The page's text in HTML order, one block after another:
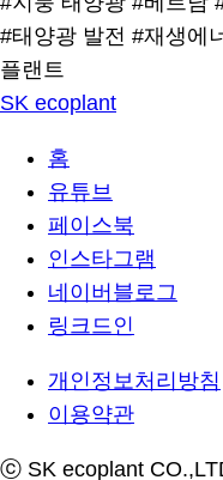
#태양광 발전 #재생에
플랜트
SK ecoplant
홈
유튜브
페이스북
인스타그램
네이버블로그
링크드인
개인정보처리방침
이용약관
ⓒ SK ecoplant